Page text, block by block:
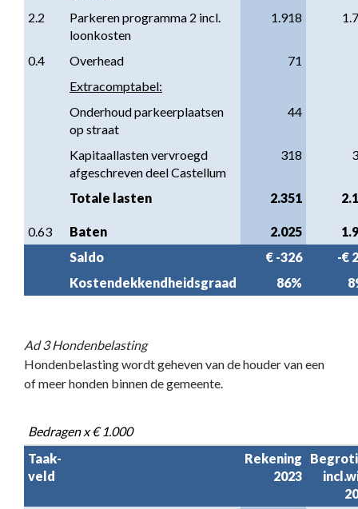
2.2
Parkeren programma 2 incl.
loonkosten
1.918
0.4 Overhead
71
Extracomptabel:
Onderhoud parkeerplaatsen
op straat
44
Kapitaallasten vervroegd
afgeschreven deel Castellum
318
Totale lasten 2.351
0.63 Baten 2.025
Saldo
€ -326
-€
Kostendekkendheidsgraad
86%
Ad 3 Hondenbelasting
Hondenbelasting wordt geheven van de houder van een
of meer honden binnen de gemeente.
Bedragen x € 1.000
Taak-
veld
Rekening
2023